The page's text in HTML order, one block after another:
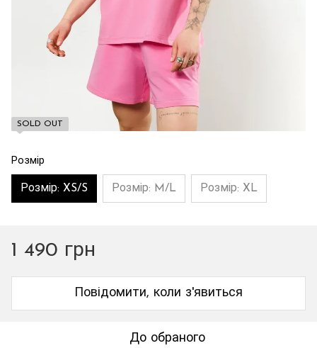
SOLD OUT
Розмір
Розмір: XS/S Розмір: M/L Розмір: XL
1 490 грн
Повідомити, коли з'явиться
До обраного